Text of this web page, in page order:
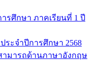
ารศึกษา ภาคเรียนที่ 1 ปี
ระจำปีการศึกษา 2568
มารถด้านภาษาอังกฤษ